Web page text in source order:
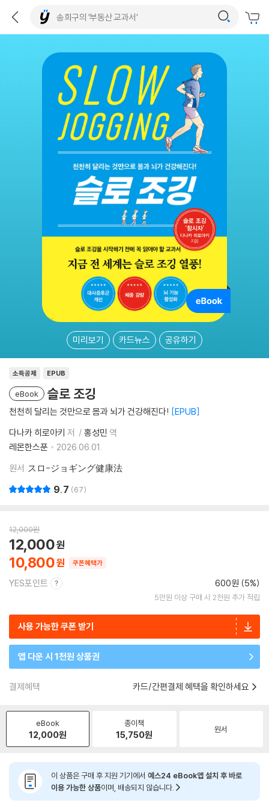
미리보기 카드뉴스 공유하기
소득공제 EPUB
eBook 슬로 조깅
천천히 달리는 것만으로 몸과 뇌가 건강해진다! EPUB
다나카 히로아키 저 홍성민 역
레몬한스푼
2026.06.01.
원서 スロ-ジョギング健康法
9.7 67
12,000원
10,800
12,000
쿠폰혜택가
YES포인트 600원 (5%)
5만원 이상 구매 시 2천원 추가 적립
사용 가능한 쿠폰 받기
앱 다운 시 1천원 상품권
결제혜택 카드/간편결제 혜택을 확인하세요
eBook
12,000원
종이책
15,750원 원서
이 상품은 구매 후 지원 기기에서 예스24 eBook앱 설치 후 바로
이용 가능한 상품이며, 배송되지 않습니다.